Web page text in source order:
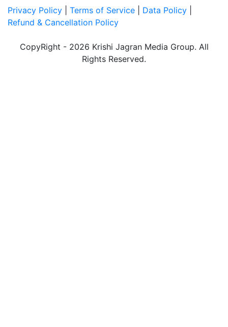
Privacy Policy
Terms of Service Data Policy
Refund & Cancellation Policy
CopyRight - 2026 Krishi Jagran Media Group. All
Rights Reserved.